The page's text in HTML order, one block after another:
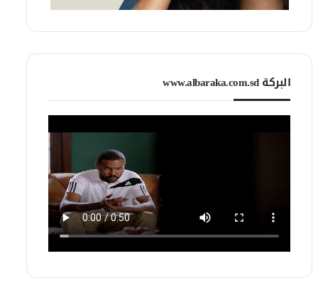
البركة www.albaraka.com.sd